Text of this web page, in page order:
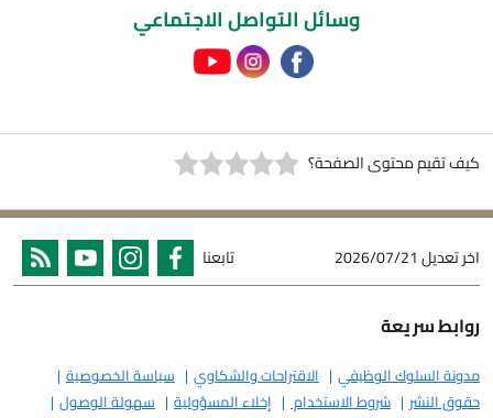
وسائل التواصل الاجتماعي
كيف تقيم محتوى الصفحة؟
اخر تعديل2026/07/21 تابعنا
روابط سريعة
مدونة السلوك الوظيفي الاقتراحات والشكاوي
سياسة الخصوصية
حقوق النشر
شروط الاستخدام إخلاء المسؤولية
سهولة الوصول